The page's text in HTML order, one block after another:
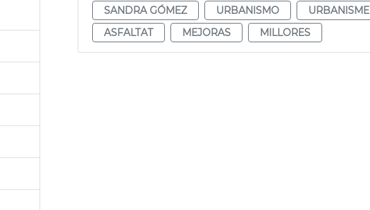
SANDRA GÓMEZ
URBANISMO URBANISME
ASFALTAT
MEJORAS MILLORES